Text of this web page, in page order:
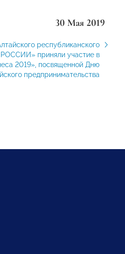
30 Мая 2019
республиканского
приняли участие в
2019», посвященной Дню
предпринимательства